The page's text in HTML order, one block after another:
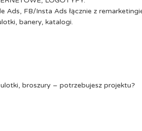
Ads, FB/Insta Ads łącznie z
banery, katalogi.
broszury – potrzebujesz projektu?